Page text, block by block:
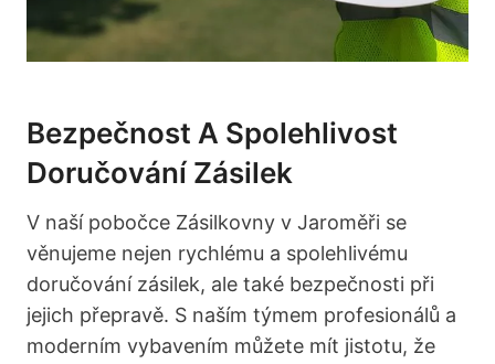
Bezpečnost A Spolehlivost
Doručování Zásilek
V naší pobočce Zásilkovny v Jaroměři se
věnujeme nejen rychlému a spolehlivému
doručování zásilek, ale také bezpečnosti při
jejich přepravě. S naším týmem profesionálů a
moderním vybavením můžete mít jistotu, že